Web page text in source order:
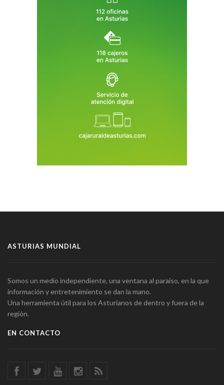
ASTURIAS MUNDIAL
Somos un medio independiente, una ventana al paraíso, en la que
información y entretenimiento se dan la mano.
Una herramienta útil para los Asturianos de dentro y fuera de la
región.
EN CONTACTO